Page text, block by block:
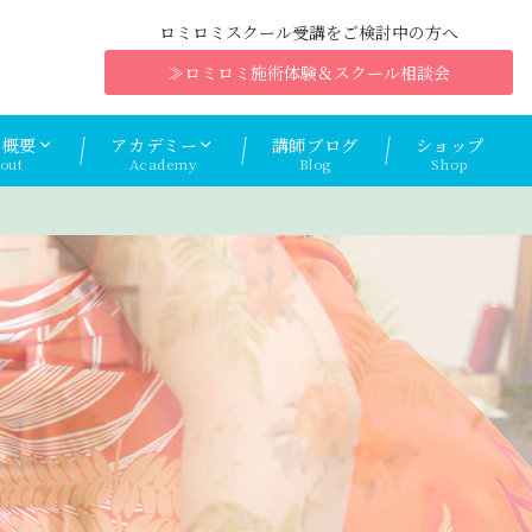
ロミロミスクール受講をご検討中の方へ
≫ロミロミ施術体験＆スクール相談会
要 アカデミー
Academy
講師ブログ
Blog
ショップ
Shop